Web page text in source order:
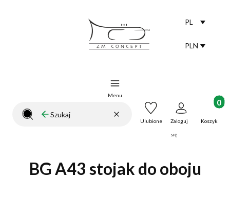
PL
PLN
Menu
Zamknij wyszukiwarkęWyczyść
Szukaj Ulubione Zaloguj
się
Koszyk
BG A43 stojak do oboju